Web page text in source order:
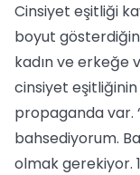
Cinsiyet eşitliği
boyut
kadın ve erkeğe
cinsiyet
propaganda var.
bahsediyorum.
olmak gerekiyor.